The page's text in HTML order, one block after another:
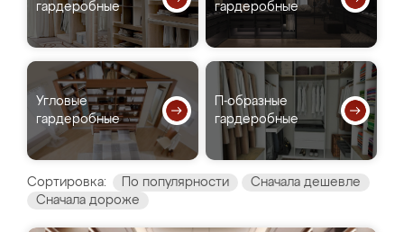
гардеробные
гардеробные
Угловые
гардеробные
П-образные
гардеробные
Сортировка: По популярности
Сначала дешевле
Сначала дороже